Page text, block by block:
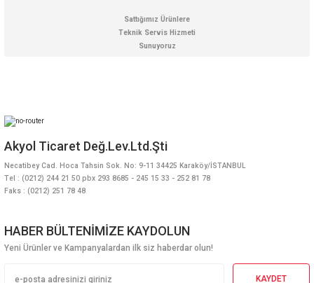
Sattığımız Ürünlere
Teknik Servis Hizmeti
Sunuyoruz
Akyol Ticaret Değ.Lev.Ltd.Şti
Necatibey Cad. Hoca Tahsin Sok. No: 9-11 34425 Karaköy/İSTANBUL
Tel : (0212) 244 21 50 pbx 293 8685 - 245 15 33 - 252 81 78
Faks : (0212) 251 78 48
HABER BÜLTENİMİZE KAYDOLUN
Yeni Ürünler ve Kampanyalardan ilk siz haberdar olun!
KAYDET